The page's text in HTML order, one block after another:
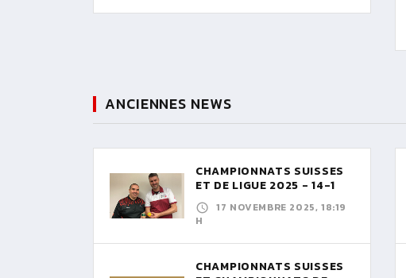
ANCIENNES NEWS
CHAMPIONNATS SUISSES
ET DE LIGUE 2025 - 14-1
17 NOVEMBRE 2025, 18:19
H
CHAMPIONNATS SUISSES